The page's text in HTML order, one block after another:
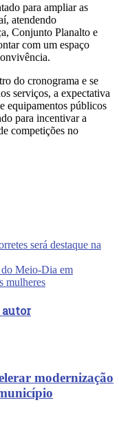
para ampliar as
atendendo
Conjunto Planalto e
com um espaço
do cronograma e se
serviços, a expectativa
equipamentos públicos
para incentivar a
competições no
será destaque na
Meio-Dia em
mulheres
autor
modernização